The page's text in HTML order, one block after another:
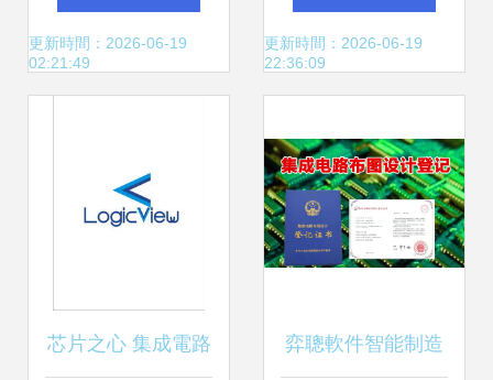
更新時間：2026-06-19
02:21:49
用戶示后不改到整
_模式取純寫以讓
****
更新時間：2026-06-19
22:36:09
芯片之心 集成電路 弈聰軟件智能制造